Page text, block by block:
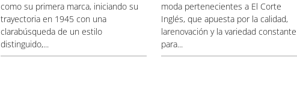
como su primera marca, iniciando su
trayectoria en 1945 con una
clarabúsqueda de un estilo
distinguido,...
moda pertenecientes a El Corte
Inglés, que apuesta por la calidad,
larenovación y la variedad constante
para...